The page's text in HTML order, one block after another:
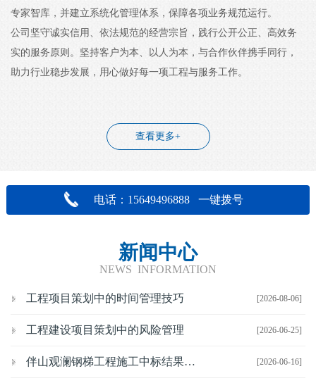
专家智库，并建立系统化管理体系，保障各项业务规范运行。
公司坚守诚实信用、依法规范的经营宗旨，践行公开公正、高效务
实的服务原则。坚持客户为本、以人为本，与合作伙伴携手同行，
助力行业稳步发展，用心做好每一项工程与服务工作。
查看更多+
电话：15649496888 一键拨号
新闻中心
NEWS INFORMATION
[2026-08-06]
工程项目策划中的时间管理技巧
[2026-06-25]
工程建设项目策划中的风险管理
[2026-06-16]
伴山观澜钢梯工程施工中标结果公示